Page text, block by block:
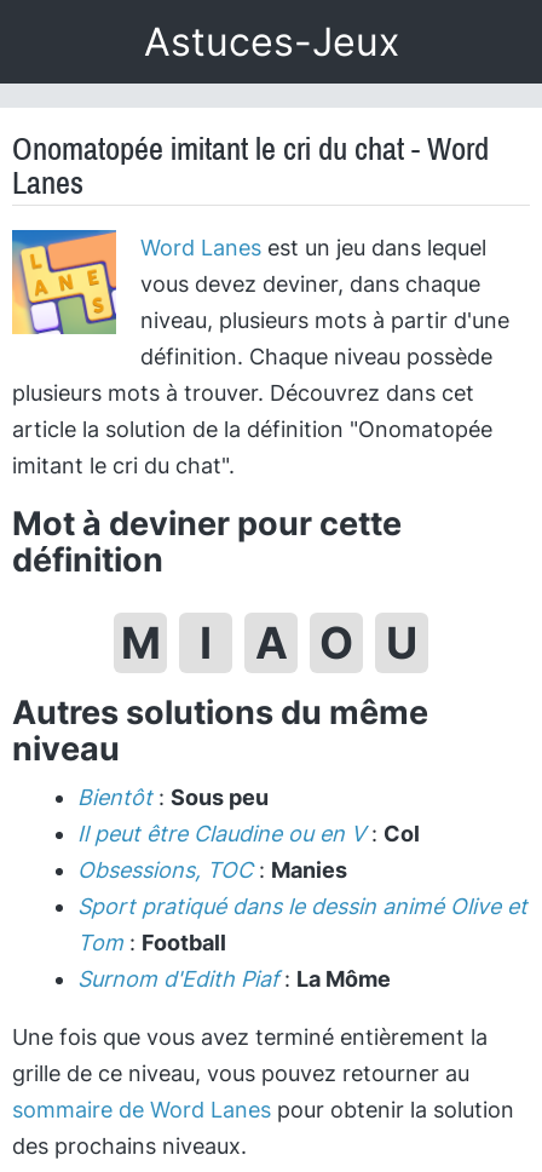
Astuces-Jeux
Onomatopée imitant le cri du chat - Word
Lanes
Word Lanesest un jeu dans lequel
vous devez deviner, dans chaque
niveau, plusieurs mots à partir d'une
définition. Chaque niveau possède
plusieurs mots à trouver. Découvrez dans cet
article la solution de la définition "Onomatopée
imitant le cri du chat".
Mot à deviner pour cette
définition
M I A O U
Autres solutions du même
niveau
Bientôt: Sous peu
Il peut être Claudine ou en V: Col
Obsessions, TOC: Manies
Sport pratiqué dans le dessin animé Olive et
Tom : Football
Surnom d'Edith Piaf: La Môme
Une fois que vous avez terminé entièrement la
grille de ce niveau, vous pouvez retourner au
sommaire de Word Lanes pour obtenir la solution
des prochains niveaux.